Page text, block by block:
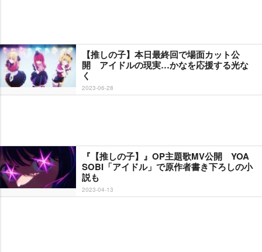
【推しの子】本日最終回で場面カット公
開 アイドルの現実…かなを応援する光な
く
2023-06-28
『【推しの子】』OP主題歌MV公開 YOA
SOBI「アイドル」で原作者書き下ろしの小
説も
2023-04-13